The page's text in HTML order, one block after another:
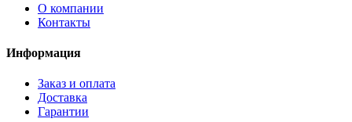
О компании
Контакты
Информация
Заказ и оплата
Доставка
Гарантии